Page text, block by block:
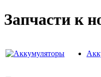
Запчасти к